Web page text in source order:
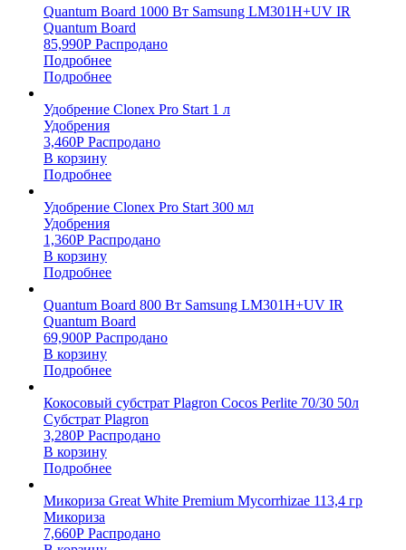
Quantum Board 1000 Вт Samsung LM301H+UV IR
Quantum Board
85,990Р Распродано
Подробнее
Подробнее
Удобрение Clonex Pro Start 1 л
Удобрения
3,460Р Распродано
В корзину
Подробнее
Удобрение Clonex Pro Start 300 мл
Удобрения
1,360Р Распродано
В корзину
Подробнее
Quantum Board 800 Вт Samsung LM301H+UV IR
Quantum Board
69,900Р Распродано
В корзину
Подробнее
Кокосовый субстрат Plagron Cocos Perlite 70/30 50л
Субстрат Plagron
3,280Р Распродано
В корзину
Подробнее
Микориза Great White Premium Mycorrhizae 113,4 гр
Микориза
7,660Р Распродано